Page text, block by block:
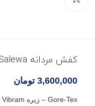
کفش مردانه Salewa مدل MS WILD FIRE GTX
3,600,000 تومان